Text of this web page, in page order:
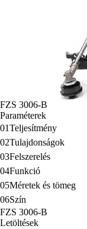
FZS 3006-B
Paraméterek
01Teljesítmény
02Tulajdonságok
03Felszerelés
04Funkció
05Méretek és tömeg
06Szín
FZS 3006-B
Letöltések